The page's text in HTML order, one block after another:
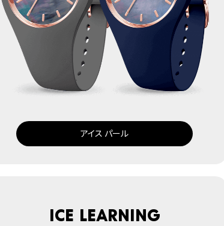
アイス パール
ICE learning